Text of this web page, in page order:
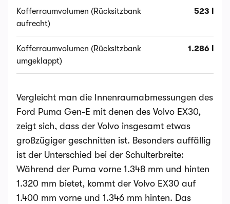
Kofferraumvolumen (Rücksitzbank
aufrecht)
523 l
Kofferraumvolumen (Rücksitzbank
umgeklappt)
1.286 l
Vergleicht man die Innenraumabmessungen des
Ford Puma Gen-E mit denen des Volvo EX30,
zeigt sich, dass der Volvo insgesamt etwas
großzügiger geschnitten ist. Besonders auffällig
ist der Unterschied bei der Schulterbreite:
Während der Puma vorne 1.348 mm und hinten
1.320 mm bietet, kommt der Volvo EX30 auf
1.400 mm vorne und 1.346 mm hinten. Das